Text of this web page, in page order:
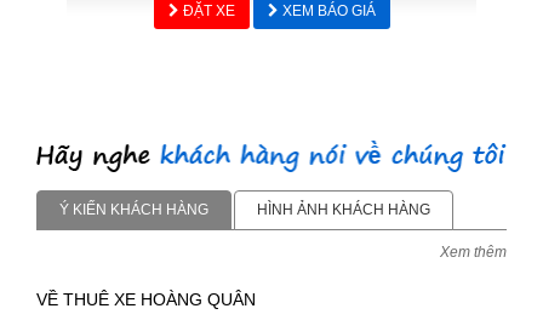
ĐẶT XE XEM BÁO GIÁ
Ý KIẾN KHÁCH HÀNG HÌNH ẢNH KHÁCH HÀNG
Xem thêm
VỀ THUÊ XE HOÀNG QUÂN